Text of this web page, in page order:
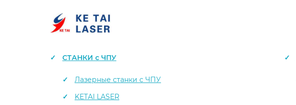
СТАНКИ c ЧПУ
Лазерные станки с ЧПУ
KETAI LASER